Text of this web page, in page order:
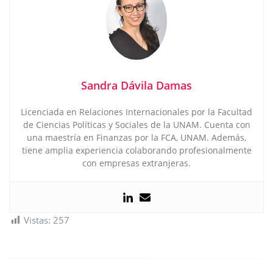
Sandra Dávila Damas
Licenciada en Relaciones Internacionales por la Facultad
de Ciencias Políticas y Sociales de la UNAM. Cuenta con
una maestría en Finanzas por la FCA, UNAM. Además,
tiene amplia experiencia colaborando profesionalmente
con empresas extranjeras.
Vistas: 257